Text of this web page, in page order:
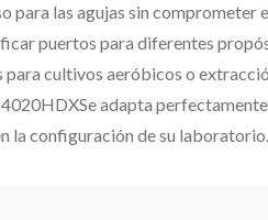
para las agujas sin comprometer
puertos para diferentes
cultivos aeróbicos o
adapta
la configuración de su laboratorio.